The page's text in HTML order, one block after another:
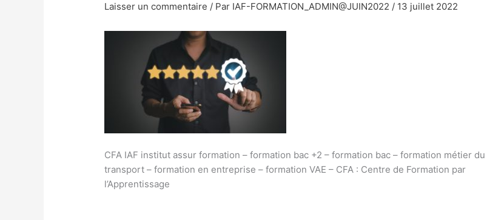
Laisser un commentaire / Par IAF-FORMATION_ADMIN@JUIN2022 / 13 juillet 2022
CFA IAF institut assur formation – formation bac +2 – formation bac – formation métier du
transport – formation en entreprise – formation VAE – CFA : Centre de Formation par
l’Apprentissage